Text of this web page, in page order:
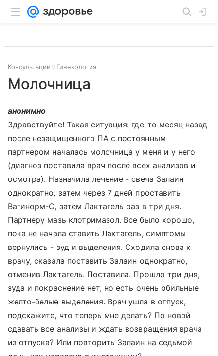
Консультации Гинекология
Молочница
анонимно
Здравствуйте! Такая ситуация: где-то месяц назад
после незащищенного ПА с постоянным
партнером началась молочница у меня и у него
(диагноз поставила врач после всех анализов и
осмотра). Назначила лечение - свеча Залаин
однократно, затем через 7 дней проставить
Вагинорм-С, затем Лактагель раз в три дня.
Партнеру мазь клотримазол. Все было хорошо,
пока не начала ставить Лактагель, симптомы
вернулись - зуд и выделения. Сходила снова к
врачу, сказала поставить Залаин однократно,
отменив Лактагель. Поставила. Прошло три дня,
зуда и покраснение нет, но есть очень обильные
желто-белые выделения. Врач ушла в отпуск,
подскажите, что теперь мне делать? По новой
сдавать все анализы и ждать возвращения врача
из отпуска? Или повторить Залаин на седьмой